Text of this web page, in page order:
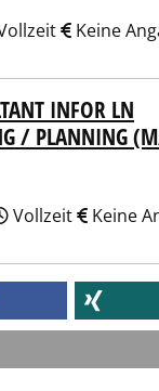
Keine
INFOR LN
/ PLANNING
Vollzeit Keine